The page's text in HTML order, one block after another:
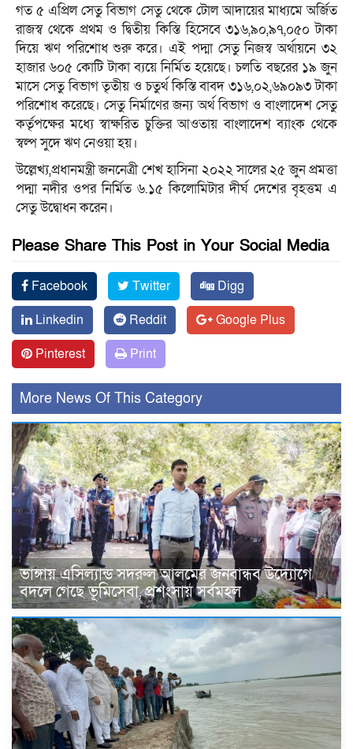
গত ৫ এপ্রিল সেতু বিভাগ সেতু থেকে টোল আদায়ের মাধ্যমে অর্জিত
রাজস্ব থেকে প্রথম ও দ্বিতীয় কিস্তি হিসেবে ৩১৬,৯০,৯৭,০৫০ টাকা
দিয়ে ঋণ পরিশোধ শুরু করে। এই পদ্মা সেতু নিজস্ব অর্থায়নে ৩২
হাজার ৬০৫ কোটি টাকা ব্যয়ে নির্মিত হয়েছে। চলতি বছরের ১৯ জুন
মাসে সেতু বিভাগ তৃতীয় ও চতুর্থ কিস্তি বাবদ ৩১৬,০২,৬৯০৯৩ টাকা
পরিশোধ করেছে। সেতু নির্মাণের জন্য অর্থ বিভাগ ও বাংলাদেশ সেতু
কর্তৃপক্ষের মধ্যে স্বাক্ষরিত চুক্তির আওতায় বাংলাদেশ ব্যাংক থেকে
স্বল্প সুদে ঋণ নেওয়া হয়।
উল্লেখ্য,প্রধানমন্ত্রী জননেত্রী শেখ হাসিনা ২০২২ সালের ২৫ জুন প্রমত্তা
পদ্মা নদীর ওপর নির্মিত ৬.১৫ কিলোমিটার দীর্ঘ দেশের বৃহত্তম এ
সেতু উদ্বোধন করেন।
Please Share This Post in Your Social Media
Facebook Twitter
Digg
Linkedin
Reddit
Google Plus
Pinterest
Print
More News Of This Category
ভাঙ্গায় এসিল্যান্ড সদরুল আলমের জনবান্ধব উদ্যোগে
বদলে গেছে ভূমিসেবা, প্রশংসায় সর্বমহল